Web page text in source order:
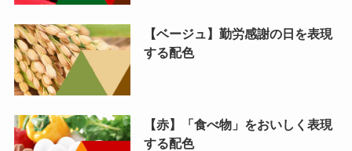
【ベージュ】勤労感謝の日を表現
する配色
【赤】「食べ物」をおいしく表現
する配色